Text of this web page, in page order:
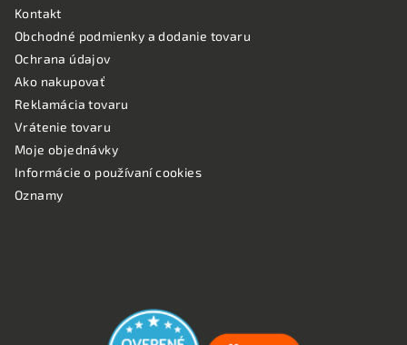
Kontakt
Obchodné podmienky a dodanie tovaru
Ochrana údajov
Ako nakupovať
Reklamácia tovaru
Vrátenie tovaru
Moje objednávky
Informácie o používaní cookies
Oznamy